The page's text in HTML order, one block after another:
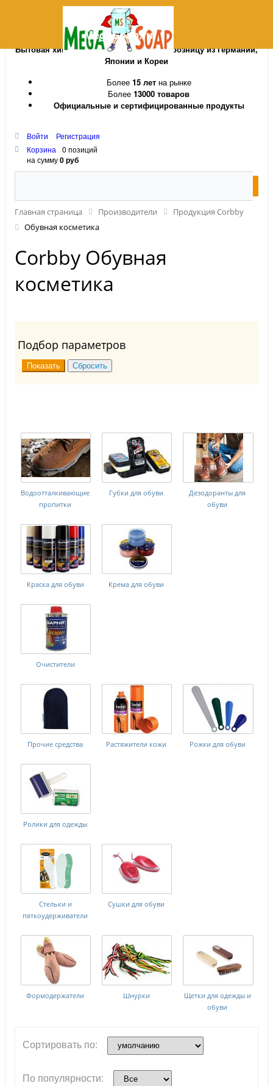
MegaSoap.ru
Бытовая химия и косметика оптом и в розницу из Германии,
Японии и Кореи
Более 15 летна рынке
Более 13000 товаров
Официальные и сертифицированные продукты
Войти
Регистрация
Корзина
0 позиций
на сумму0 руб
Главная страница Производители
Продукция Corbby
Обувная косметика
Corbby Обувная
косметика
Подбор параметров
Водоотталкивающие
пропитки
Губки для обуви
Дезодоранты для
обуви
Краска для обуви Крема для обуви
Очистители
Прочие средства Растяжители кожи Рожки для обуви
Ролики для одежды
Стельки и
пяткоудерживатели
Сушки для обуви
Формодержатели Шнурки
Щетки для одежды и
обуви
Сортировать по:
По популярности: